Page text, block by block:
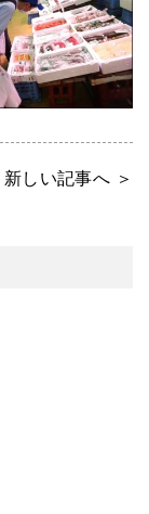
新しい記事へ ＞